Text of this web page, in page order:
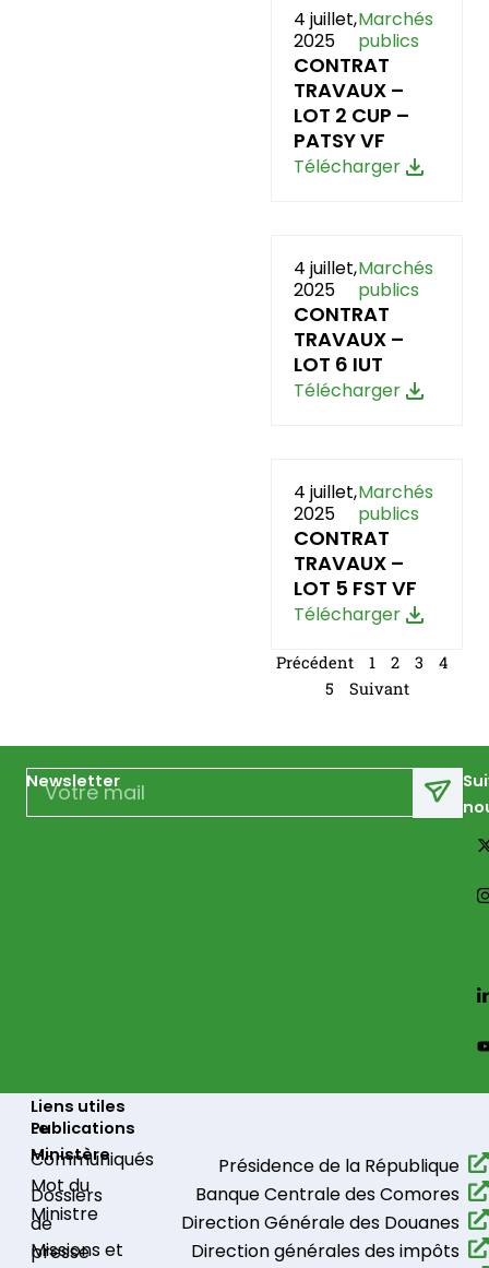
4 juillet,
2025
Marchés
publics
CONTRAT
TRAVAUX –
LOT 2 CUP –
PATSY VF
Télécharger
4 juillet,
2025
Marchés
publics
CONTRAT
TRAVAUX –
LOT 6 IUT
Télécharger
4 juillet,
2025
Marchés
publics
CONTRAT
TRAVAUX –
LOT 5 FST VF
Télécharger
Précédent 1 2 3 4
5 Suivant
Newsletter
Email
Le
Ministère
Mot du
Ministre
Missions et
Publications
Communiqués​
Dossiers
de
presse
Liens utiles
Présidence de la République​
Banque Centrale des Comores
Direction Générale des Douanes
Direction générales des impôts